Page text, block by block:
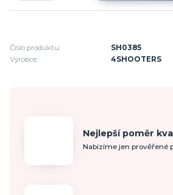
Číslo produktu:
SH0385
Výrobce:
4SHOOTERS
Nejlepší poměr
Nabízíme jen prověřené